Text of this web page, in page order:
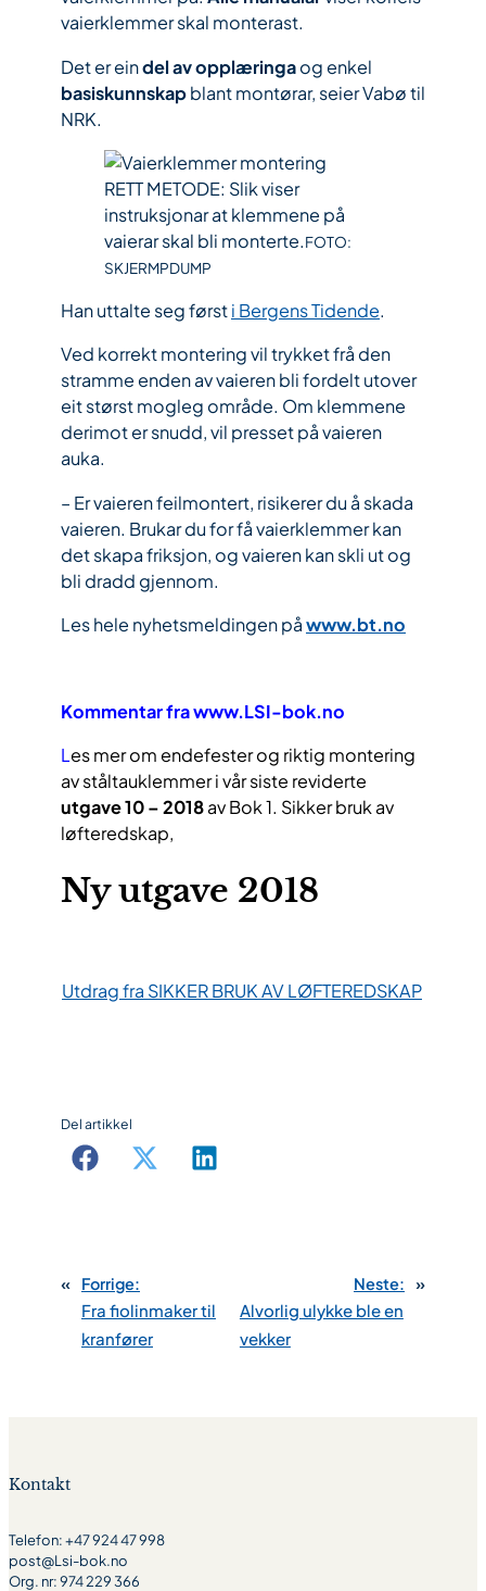
vaierklemmer skal monterast.
Det er eindel av opplæringaog enkel
basiskunnskapblant montørar, seier Vabø til
NRK.
RETT METODE: Slik viser
instruksjonar at klemmene på
vaierar skal bli monterte.FOTO:
SKJERMPDUMP
Han uttalte seg førsti Bergens Tidende.
Ved korrekt montering vil trykket frå den
stramme enden av vaieren bli fordelt utover
eit størst mogleg område. Om klemmene
derimot er snudd, vil presset på vaieren
auka.
– Er vaieren feilmontert, risikerer du å skada
vaieren. Brukar du for få vaierklemmer kan
det skapa friksjon, og vaieren kan skli ut og
bli dradd gjennom.
Les hele nyhetsmeldingen påwww.bt.no
Kommentar fra www.LSI-bok.no
Les mer om endefester og riktig montering
av ståltauklemmer i vår siste reviderte
utgave 10 – 2018av Bok 1. Sikker bruk av
løfteredskap,
Ny utgave 2018
Utdrag fra SIKKER BRUK AV LØFTEREDSKAP
Del artikkel
« Forrige:
Fra fiolinmaker til
kranfører
Neste:
Alvorlig ulykke ble en
vekker
»
Kontakt
Telefon: +47 924 47 998
post@Lsi-bok.no
Org. nr: 974 229 366